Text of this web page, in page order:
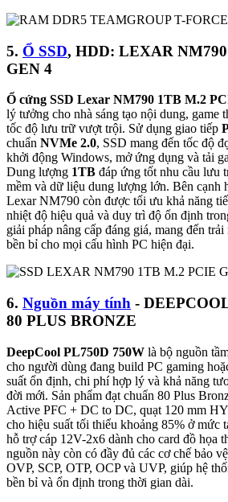
5. Ổ SSD, HDD: LEXAR
GEN 4
Ổ cứng SSD Lexar NM790 1TB M.2
lý tưởng cho nhà sáng tạo nội dung, game
tốc độ lưu trữ vượt trội. Sử dụng giao tiếp
chuẩn NVMe 2.0, SSD mang đến tốc độ
khởi động Windows, mở ứng dụng và tải
Dung lượng 1TB đáp ứng tốt nhu cầu lưu
mềm và dữ liệu dung lượng lớn. Bên cạnh
Lexar NM790 còn được tối ưu khả năng
nhiệt độ hiệu quả và duy trì độ ổn định
giải pháp nâng cấp đáng giá, mang đến
bền bỉ cho mọi cấu hình PC hiện đại.
6. Nguồn máy tính -
80 PLUS BRONZE
DeepCool PL750D 750W là bộ nguồn
cho người dùng đang build PC gaming
suất ổn định, chi phí hợp lý và khả năng
đời mới. Sản phẩm đạt chuẩn 80 Plus
Active PFC + DC to DC, quạt 120 mm
cho hiệu suất tối thiểu khoảng 85% ở mức
hỗ trợ cáp 12V-2x6 dành cho card đồ họa
nguồn này còn có đầy đủ các cơ chế bảo
OVP, SCP, OTP, OCP và UVP, giúp hệ
bền bỉ và ổn định trong thời gian dài.